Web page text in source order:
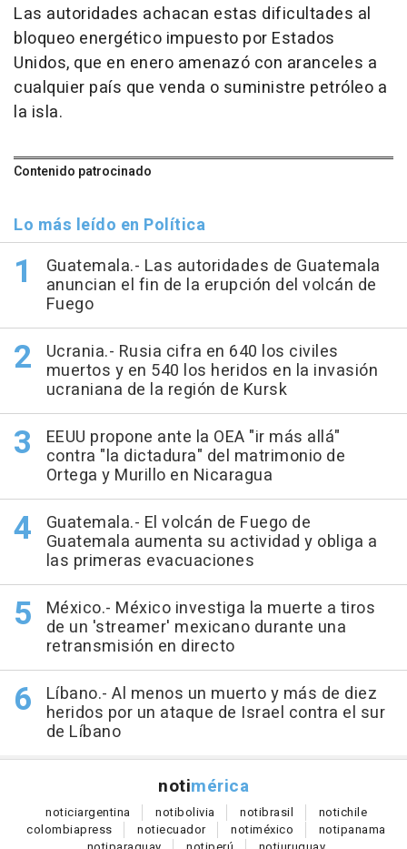
Las autoridades achacan estas dificultades al
bloqueo energético impuesto por Estados
Unidos, que en enero amenazó con aranceles a
cualquier país que venda o suministre petróleo a
la isla.
Contenido patrocinado
Lo más leído en Política
Guatemala.- Las autoridades de Guatemala
anuncian el fin de la erupción del volcán de
Fuego
Ucrania.- Rusia cifra en 640 los civiles
muertos y en 540 los heridos en la invasión
ucraniana de la región de Kursk
EEUU propone ante la OEA "ir más allá"
contra "la dictadura" del matrimonio de
Ortega y Murillo en Nicaragua
Guatemala.- El volcán de Fuego de
Guatemala aumenta su actividad y obliga a
las primeras evacuaciones
México.- México investiga la muerte a tiros
de un 'streamer' mexicano durante una
retransmisión en directo
Líbano.- Al menos un muerto y más de diez
heridos por un ataque de Israel contra el sur
de Líbano
notimérica
noticiargentina notibolivia notibrasil notichile
colombiapress notiecuador notiméxico notipanama